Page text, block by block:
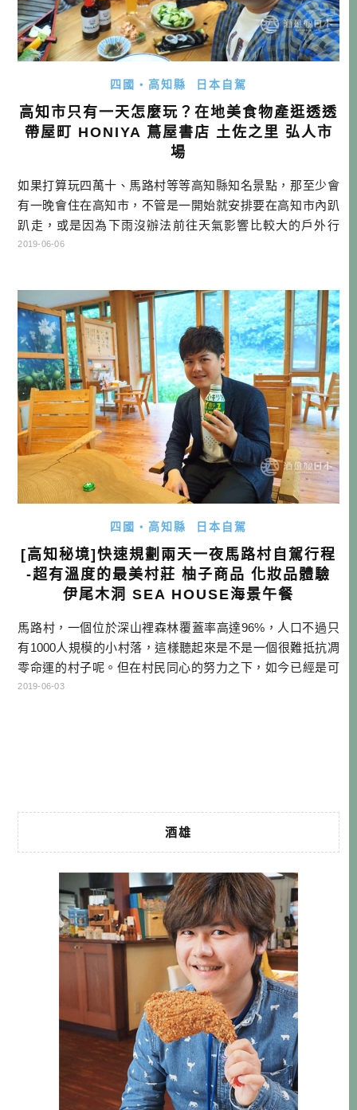
四國・高知縣 日本自駕
高知市只有一天怎麼玩？在地美食物產逛透透
帶屋町 HONIYA 蔦屋書店 土佐之里 弘人市
場
如果打算玩四萬十、馬路村等等高知縣知名景點，那至少會
有一晚會住在高知市，不管是一開始就安排要在高知市內趴
趴走，或是因為下雨沒辦法前往天氣影響比較大的戶外行
程，本文就來跟大家說，怎麼在高知市區能玩得很接地氣
＊市區還是以吃吃喝喝，享受在地人生活方式為主 高知市一
日建議行程 →農特產中心・土佐 […]…
2019-06-06
四國・高知縣 日本自駕
[高知秘境]快速規劃兩天一夜馬路村自駕行程
-超有溫度的最美村莊 柚子商品 化妝品體驗
伊尾木洞 SEA HOUSE海景午餐
馬路村，一個位於深山裡森林覆蓋率高達96%，人口不過只
有1000人規模的小村落，這樣聽起來是不是一個很難抵抗凋
零命運的村子呢。但在村民同心的努力之下，如今已經是可
以自立的村莊，不但加入了日本最美村莊聯盟，也因為特產
2019-06-03
酒雄